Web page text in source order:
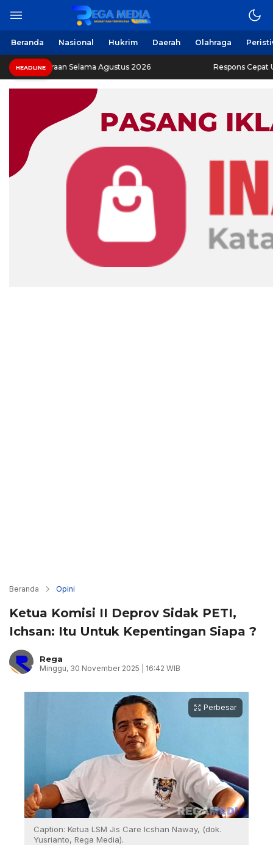
Beranda Nasional Hukrim Daerah Olahraga
HEADLINE
Selama Agustus 2026 Respons Cepat Ungkap
Beranda Opini
Ketua Komisi II Deprov Sidak PETI,
Ichsan: Itu Untuk Kepentingan Siapa ?
Rega
Minggu, 30 November 2025 | 16:42 WIB
Perbesar
Caption: Ketua LSM Jis Care Icshan Naway, (dok.
Yusrianto, Rega Media).